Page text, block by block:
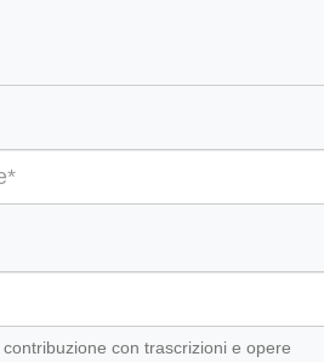
con trascrizioni e opere